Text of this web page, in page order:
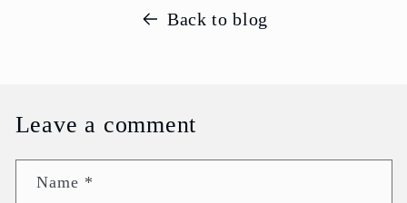
Back to blog
Leave a comment
Name *